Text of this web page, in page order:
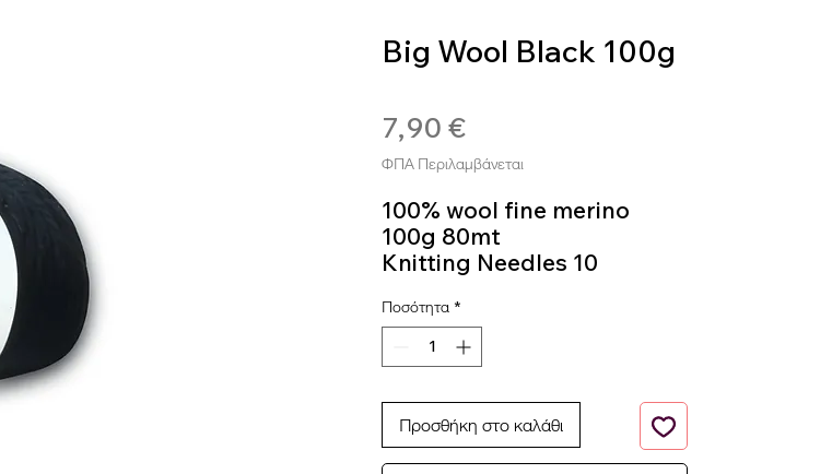
Big Wool Black 100g
7,90 €Τιμή
ΦΠΑ Περιλαμβάνεται
100% wool fine merino
100g 80mt
Knitting Needles 10
Ποσότητα *
Προσθήκη στο καλάθι